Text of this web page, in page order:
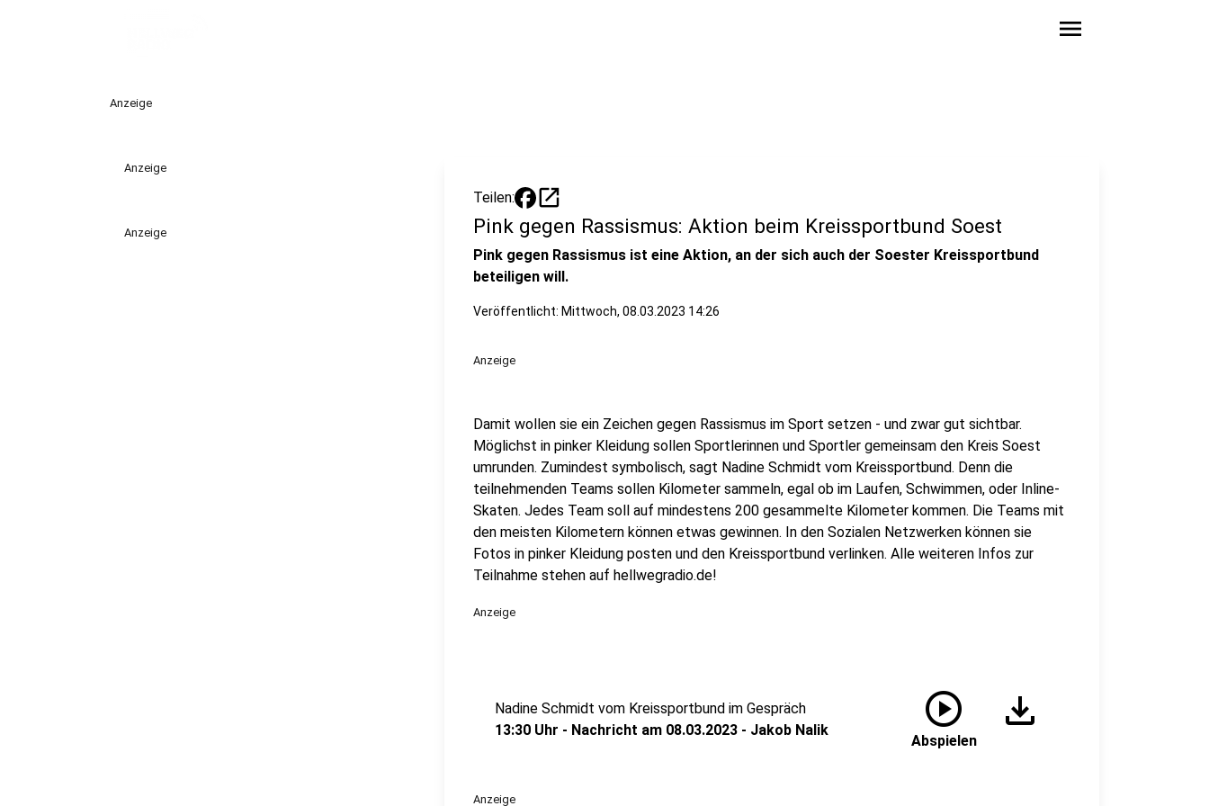
menu
Anzeige
Anzeige
Anzeige
Teilen: open_in_new
Pink gegen Rassismus: Aktion beim Kreissportbund Soest
Pink gegen Rassismus ist eine Aktion, an der sich auch der Soester Kreissportbund
beteiligen will.
Veröffentlicht: Mittwoch, 08.03.2023 14:26
Anzeige
Damit wollen sie ein Zeichen gegen Rassismus im Sport setzen - und zwar gut sichtbar.
Möglichst in pinker Kleidung sollen Sportlerinnen und Sportler gemeinsam den Kreis Soest
umrunden. Zumindest symbolisch, sagt Nadine Schmidt vom Kreissportbund. Denn die
teilnehmenden Teams sollen Kilometer sammeln, egal ob im Laufen, Schwimmen, oder Inline-
Skaten. Jedes Team soll auf mindestens 200 gesammelte Kilometer kommen. Die Teams mit
den meisten Kilometern können etwas gewinnen. In den Sozialen Netzwerken können sie
Fotos in pinker Kleidung posten und den Kreissportbund verlinken. Alle weiteren Infos zur
Teilnahme stehen auf hellwegradio.de!
Anzeige
Nadine Schmidt vom Kreissportbund im Gespräch
13:30 Uhr - Nachricht am 08.03.2023 - Jakob Nalik
play_circle
Abspielen
download
Anzeige